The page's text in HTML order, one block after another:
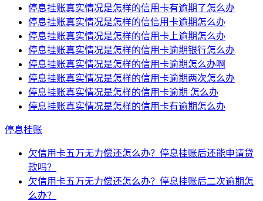
停息挂账真实情况是怎样的信用卡有逾期了怎么办
停息挂账真实情况是怎样的信信用卡逾期怎么办
停息挂账真实情况是怎样的信用卡上逾期怎么办
停息挂账真实情况是怎样的信用卡逾期银行怎么办
停息挂账真实情况是怎样的信用卡逾期怎么办啊
停息挂账真实情况是怎样的信用卡逾期两次怎么办
停息挂账真实情况是怎样的信用卡逾期 怎么办
停息挂账真实情况是怎样的信用卡有逾期怎么办
停息挂账
欠信用卡五万无力偿还怎么办？停息挂账后还能申请贷
款吗？
欠信用卡五万无力偿还怎么办？停息挂账后二次逾期怎
么办？